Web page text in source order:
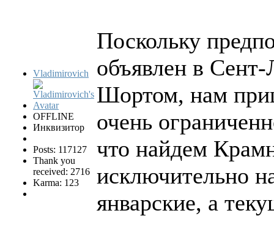
Vladimirovich
OFFLINE
Инквизитор
Posts: 117127
Thank you
received: 2716
Karma: 123
Поскольку
объявлен в
Шортом, нам
очень
что найдем
исключительно
январские, а